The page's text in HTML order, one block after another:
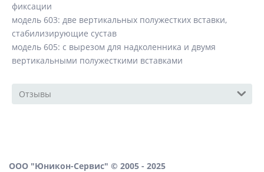
фиксации
модель 603: две вертикальных полужестких вставки,
стабилизирующие сустав
модель 605: с вырезом для надколенника и двумя
вертикальными полужесткими вставками
Отзывы
ООО "Юникон-Сервис" © 2005 - 2025